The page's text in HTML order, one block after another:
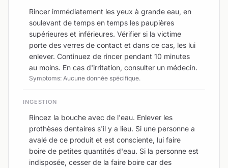
Rincer immédiatement les yeux à grande eau, en
soulevant de temps en temps les paupières
supérieures et inférieures. Vérifier si la victime
porte des verres de contact et dans ce cas, les lui
enlever. Continuez de rincer pendant 10 minutes
au moins. En cas d'irritation, consulter un médecin.
Symptoms: Aucune donnée spécifique.
INGESTION
Rincez la bouche avec de l'eau. Enlever les
prothèses dentaires s'il y a lieu. Si une personne a
avalé de ce produit et est consciente, lui faire
boire de petites quantités d'eau. Si la personne est
indisposée, cesser de la faire boire car des